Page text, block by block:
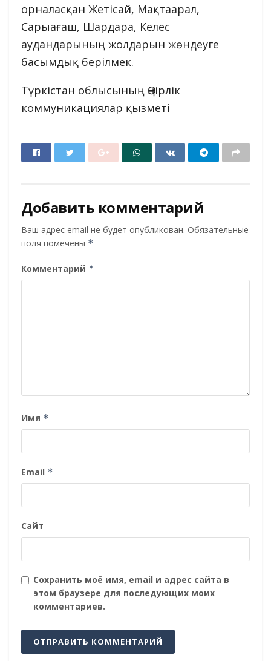
орналасқан Жетісай, Мақтаарал,
Сарыағаш, Шардара, Келес
аудандарының жолдарын жөндеуге
басымдық берілмек.
Түркістан облысының Өңірлік
коммуникациялар қызметі
Добавить комментарий
Ваш адрес email не будет опубликован. Обязательные
поля помечены *
Комментарий *
Имя *
Email *
Сайт
Сохранить моё имя, email и адрес сайта в
этом браузере для последующих моих
комментариев.